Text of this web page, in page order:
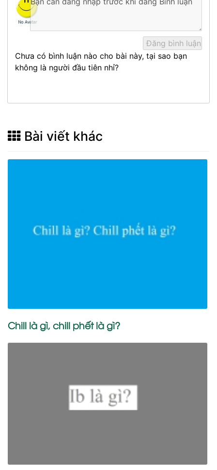
Chưa có bình luận nào cho bài này, tại sao bạn
không là người đầu tiên nhỉ?
Bài viết khác
Chill là gì, chill phết là gì?